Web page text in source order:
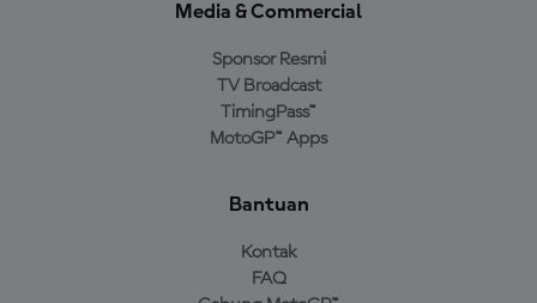
Media & Commercial
Sponsor Resmi
TV Broadcast
TimingPass™
MotoGP™ Apps
Bantuan
Kontak
FAQ